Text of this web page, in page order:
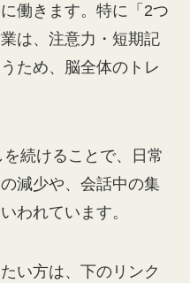
働きます。特に「2つ
は、注意力・短期記
ため、脳全体のトレ
続けることで、日常
減少や、会話中の集
われています。
い方は、下のリンク